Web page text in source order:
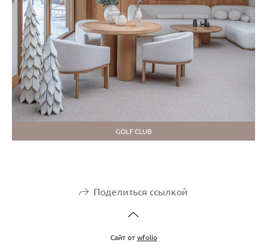
GOLF CLUB
Поделиться ссылкой
Сайт отwfolio